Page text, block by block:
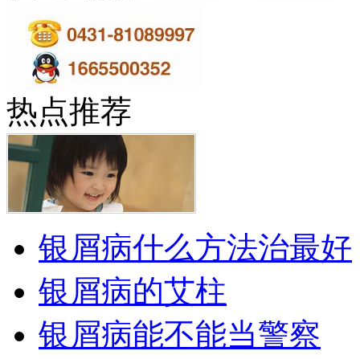
热点推荐
银屑病什么方法治最好
银屑病的艾柱
银屑病能不能当警察